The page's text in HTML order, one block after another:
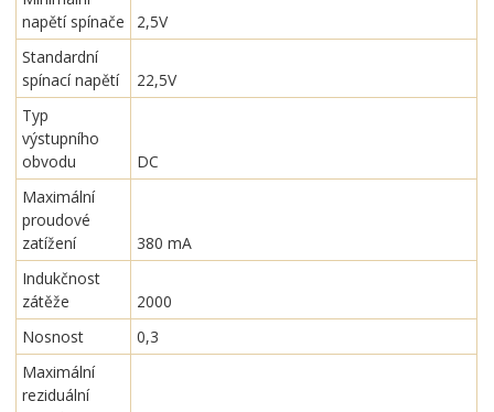
napětí spínače
2,5V
Standardní
spínací napětí
22,5V
Typ
výstupního
obvodu
DC
Maximální
proudové
zatížení
380 mA
Indukčnost
zátěže
2000
Nosnost
0,3
Maximální
reziduální